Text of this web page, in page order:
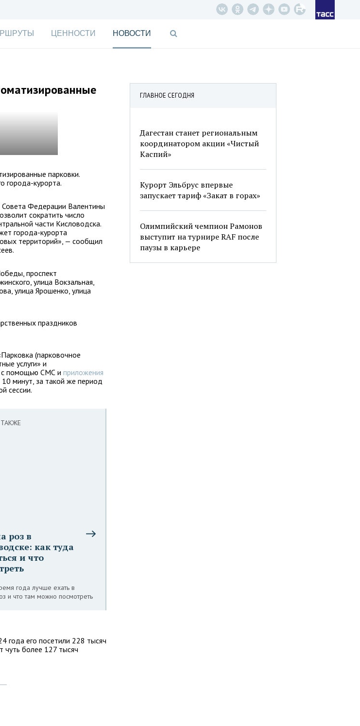
ЦЕННОСТИ НОВОСТИ
ГЛАВНОЕ СЕГОДНЯ
Дагестан станет региональным
координатором акции «Чистый
Каспий»
Курорт Эльбрус впервые
запускает тариф «Закат в горах»
Олимпийский чемпион Рамонов
выступит на турнире RAF после
паузы в карьере
парковки.
города-курорта.
Совета Федерации Валентины
сократить число
части Кисловодска.
города-курорта
территорий», — сообщил
проспект
улица Вокзальная,
улица Ярошенко, улица
праздников
(парковочное
услуги» и
с помощью СМС и приложения
минут, за такой же период
сессии.
роз в
как туда
и что
года лучше ехать в
и что там можно посмотреть
года его посетили 228 тысяч
чуть более 127 тысяч